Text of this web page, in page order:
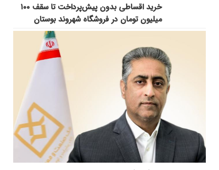
خرید اقساطی بدون پیش‌پرداخت تا سقف ۱۰۰
میلیون تومان در فروشگاه شهروند بوستان